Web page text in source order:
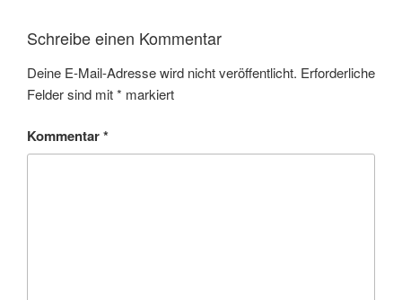
Schreibe einen Kommentar
Deine E-Mail-Adresse wird nicht veröffentlicht. Erforderliche
Felder sind mit* markiert
Kommentar*